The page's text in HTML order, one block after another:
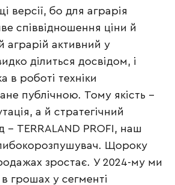
версії, бо для аграрія
співвідношення ціни й
аграрій активний у
ділиться досвідом, і
в роботі техніки
публічною. Тому якість –
а й стратегічний
– TERRALAND PROFI, наш
Щороку
зростає. У 2024-му ми
грошах у сегменті